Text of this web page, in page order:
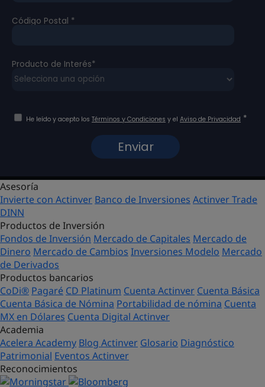
Asesoría
Invierte con Actinver Banco de Inversiones Actinver Trade
DINN
Productos de Inversión
Fondos de Inversión Mercado de Capitales Mercado de
Dinero Mercado de Cambios Inversiones Modelo Mercado
de Derivados
Productos bancarios
CoDi® Pagaré CD Platinum Cuenta Actinver Cuenta Básica
Cuenta Básica de Nómina Portabilidad de nómina Cuenta
MX en Dólares Cuenta Digital Actinver
Academia
Acelera Academy Blog Actinver Glosario Diagnóstico
Patrimonial Eventos Actinver
Reconocimientos